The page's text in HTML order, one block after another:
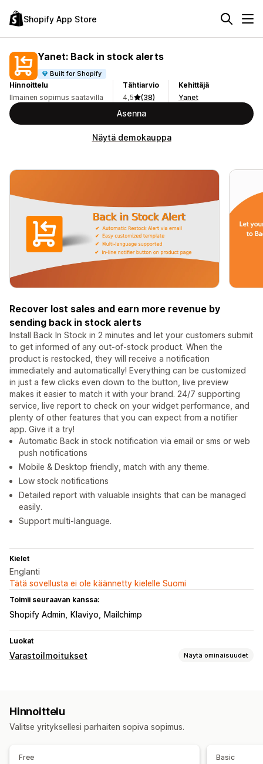
Shopify App Store
Yanet: Back in stock alerts
Built for Shopify
Hinnoittelu
Ilmainen sopimus saatavilla
Tähtiarvio
4,5
(38)
Kehittäjä
Yanet
Asenna
Näytä demokauppa
Recover lost sales and earn more revenue by
sending back in stock alerts
Install Back In Stock in 2 minutes and let your customers submit
to get informed of any out-of-stock product. When the
product is restocked, they will receive a notification
immediately and automatically! Everything can be customized
in just a few clicks even down to the button, live preview
makes it easier to match it with your brand. 24/7 supporting
service, live report to check on your widget performance, and
plenty of other features that you can expect from a notifier
app. Give it a try!
Automatic Back in stock notification via email or sms or web
push notifications
Mobile & Desktop friendly, match with any theme.
Low stock notifications
Detailed report with valuable insights that can be managed
easily.
Support multi-language.
Kielet
Englanti
Tätä sovellusta ei ole käännetty kielelle Suomi
Toimii seuraavan kanssa:
Shopify Admin Klaviyo Mailchimp
Luokat
Varastoilmoitukset Näytä ominaisuudet
Loppumassa oleva
Verkon push-ilmoitukset Sähköposti SMS
Hinnoittelu
Valitse yrityksellesi parhaiten sopiva sopimus.
Free Basic